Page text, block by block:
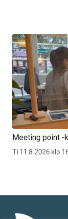
Meeting point -
Ti 11.8.2026 klo